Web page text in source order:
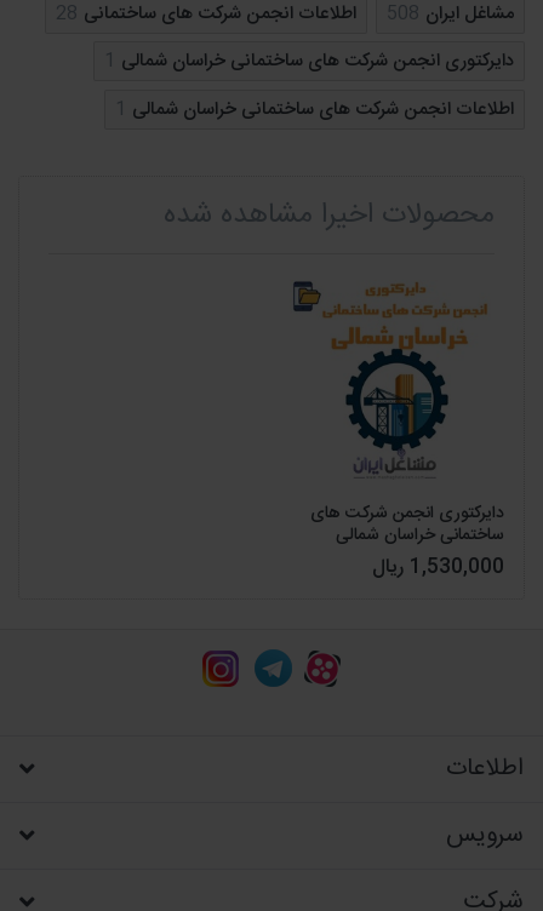
مشاغل ایران 508 اطلاعات انجمن شرکت های ساختمانی 28
دایرکتوری انجمن شرکت های ساختمانی خراسان شمالی 1
اطلاعات انجمن شرکت های ساختمانی خراسان شمالی 1
محصولات اخیرا مشاهده شده
دایرکتوری انجمن شرکت های
ساختمانی خراسان شمالی
1,530,000 ریال
اطلاعات
سرویس
شرکت